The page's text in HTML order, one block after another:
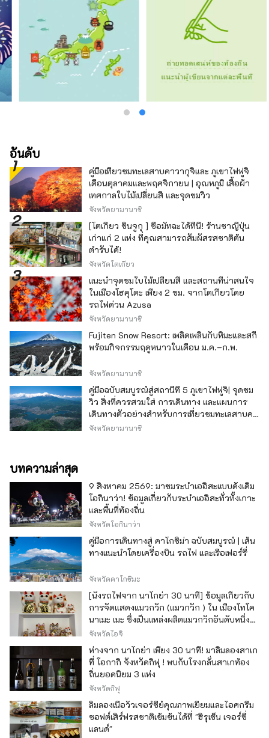
อันดับ
คู่มือเที่ยวชมทะเลสาบคาวากุจิและ ภูเขาไฟฟูจิ
เดือนตุลาคมและพฤศจิกายน | อุณหภูมิ เสื้อผ้า
เทศกาลใบไม้เปลี่ยนสี และจุดชมวิว
จังหวัดยามานาชิ
[โตเกียว ชินจูกุ ] ซื้อมัทฉะได้ที่นี่! ร้านชาญี่ปุ่น
เก่าแก่ 2 แห่ง ที่คุณสามารถสัมผัสรสชาติต้น
ตำรับได้!
จังหวัดโตเกียว
แนะนำจุดชมใบไม้เปลี่ยนสี และสถานที่น่าสนใจ
ในเมืองโฮคุโตะ เพียง 2 ชม. จากโตเกียวโดย
รถไฟด่วน Azusa
จังหวัดยามานาชิ
Fujiten Snow Resort: เพลิดเพลินกับหิมะและสกี
พร้อมกิจกรรมฤดูหนาวในเดือน ม.ค.–ก.พ.
จังหวัดยามานาชิ
คู่มือฉบับสมบูรณ์สู่สถานีที่ 5 ภูเขาไฟฟูจิ| จุดชม
วิว สิ่งที่ควรสวมใส่ การเดินทาง และแผนการ
เดินทางตัวอย่างสำหรับการเที่ยวชมทะเลสาบคา
วากุจิ
จังหวัดยามานาชิ
บทความล่าสุด
9 สิงหาคม 2569: มาชมระบำเออิสะแบบดั้งเดิม
โอกินาว่า! ข้อมูลเกี่ยวกับระบำเออิสะทั่วทั้งเกาะ
และพื้นที่ท้องถิ่น
จังหวัดโอกินาว่า
คู่มือการเดินทางสู่ คาโกชิม่า ฉบับสมบูรณ์ | เส้น
ทางแนะนำโดยเครื่องบิน รถไฟ และเรือเฟอร์รี่
จังหวัดคาโกชิมะ
[นั่งรถไฟจาก นาโกย่า 30 นาที] ข้อมูลเกี่ยวกับ
การจัดแสดงแมวกวัก (แมวกวัก ) ใน เมืองโทโค
นาเมะ เมะ ซึ่งเป็นแหล่งผลิตแมวกวักอันดับหนึ่ง
ของญี่ปุ่น
จังหวัดไอจิ
ห่างจาก นาโกย่า เพียง 30 นาที! มาลิ้มลองสาเก
ที่ โอกากิ จังหวัดกิฟุ ! พบกับโรงกลั่นสาเกท้อง
ถิ่นยอดนิยม 3 แห่ง
จังหวัดกิฟุ
ลิ้มลองเนื้อวัวเจอร์ซีย์คุณภาพเยี่ยมและไอศกรีม
ซอฟต์เสิร์ฟรสชาติเข้มข้นได้ที่ "ฮิรุเซ็น เจอร์ซี่
แลนด์"